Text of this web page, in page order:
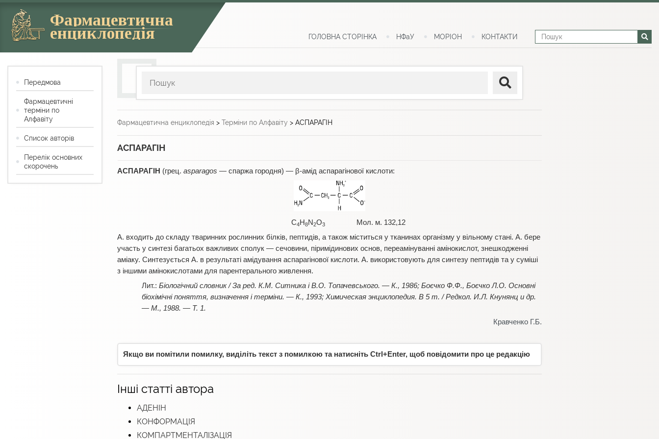
Фармацевтична
енциклопедія ГОЛОВНА СТОРІНКА НФаУ МОРІОН КОНТАКТИ
Фармацевтична енциклопедія > Терміни по Алфавіту > АСПАРАГІН
АСПАРАГІН
АСПАРАГІН (грец. asparagos — спаржа городня) — β-амід аспарагінової кислоти:
C4 H8N2O3Мол. м. 132,12
А. входить до складу тваринних рослинних білків, пептидів, а також міститься у тканинах організму у вільному стані. А. бере
участь у синтезі багатьох важливих сполук — сечовини, піримідинових основ, переамінуванні амінокислот, знешкодженні
аміаку. Синтезується А. в результаті амідування аспарагінової кислоти. А. використовують для синтезу пептидів та у суміші
з іншими амінокислотами для парентерального живлення.
Біологічний словник / За ред. К.М. Ситника і В.О. Топачевського. — К., 1986; Боєчко Ф.Ф., Боєчко Л.О. Основні
біохімічні поняття, визначення і терміни. — К., 1993; Химическая энциклопедия. В 5 т. / Редкол. И.Л. Кнунянц и др.
— М., 1988. — Т. 1.
Кравченко Г.Б.
Якщо ви помітили помилку, виділіть текст з помилкою та натисніть Ctrl+Enter, щоб повідомити про це редакцію
Інші статті автора
АДЕНІН
КОНФОРМАЦІЯ
КОМПАРТМЕНТАЛІЗАЦІЯ
Передмова
Фармацевтичні
терміни по
Алфавіту
Список авторів
Перелік основних
скорочень